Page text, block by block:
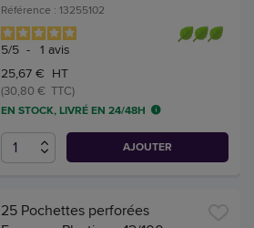
Référence : 13255102
5/5 - 1 avis
25,67 € HT
(30,80 € TTC)
EN STOCK, LIVRÉ EN 24/48H
AJOUTER
25 Pochettes perforées